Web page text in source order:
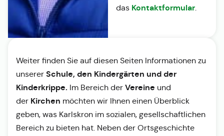
das Kontaktformular.
Weiter finden Sie auf diesen Seiten Informationen zu
unserer Schule, den Kindergärten und der
Kinderkrippe. Im Bereich der Vereine und
der Kirchen möchten wir Ihnen einen Überblick
geben, was Karlskron im sozialen, gesellschaftlichen
Bereich zu bieten hat. Neben der Ortsgeschichte